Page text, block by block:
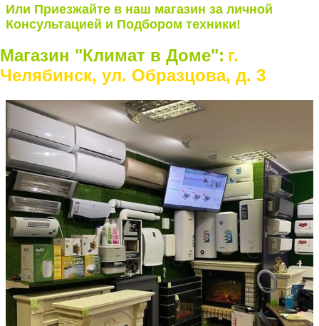
Или Приезжайте в наш магазин за личной
Консультацией и Подбором техники!
Магазин "Климат в Доме": г.
Челябинск, ул. Образцова, д. 3